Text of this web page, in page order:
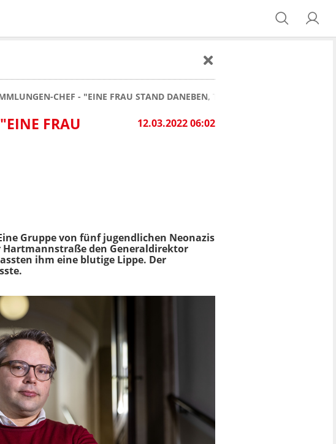
CHEF - "EINE FRAU STAND DANEBEN, TAT NICHTS"
12.03.2022 06:02
FRAU
Gruppe von fünf jugendlichen Neonazis
Hartmannstraße den Generaldirektor
ihm eine blutige Lippe. Der